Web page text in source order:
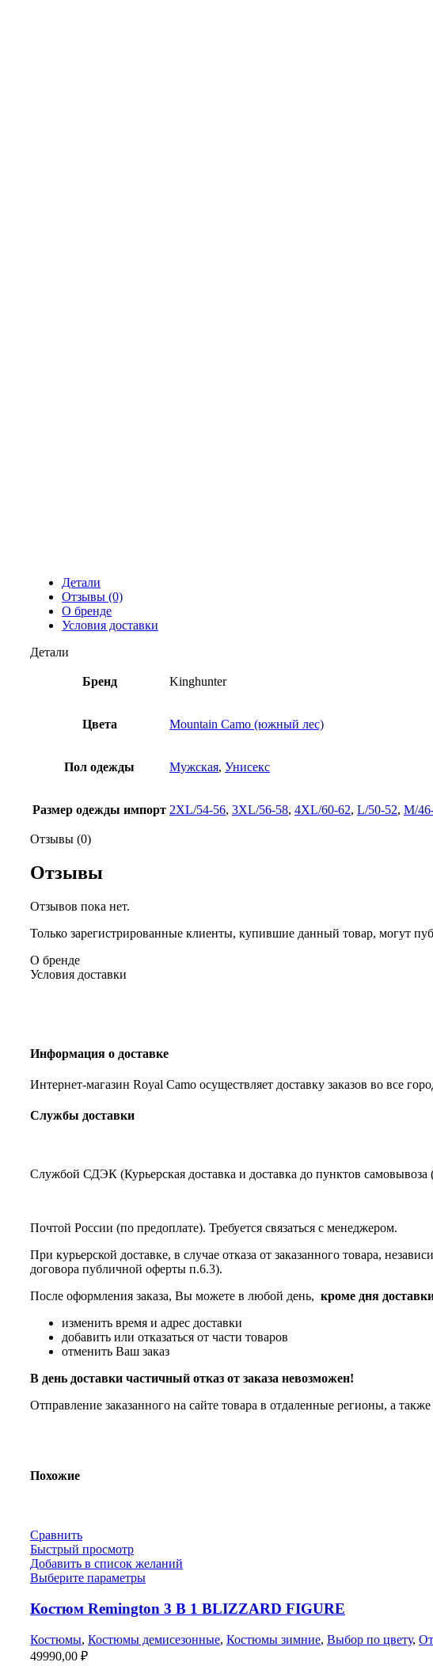
Детали
Отзывы (0)
О бренде
Условия доставки
Детали
Бренд Kinghunter
Цвета Mountain Camo (южный лес)
Пол одежды Мужская, Унисекс
Размер одежды импорт 2XL/54-56, 3XL/56-58, 4XL/60-62, L/50-52, M/
Отзывы (0)
Отзывы
Отзывов пока нет.
Только зарегистрированные клиенты, купившие данный товар, могут
О бренде
Условия доставки
Информация о доставке
Интернет-магазин Royal Camo осуществляет доставку заказов во все
Службы доставки
Службой СДЭК (Курьерская доставка и доставка до пунктов
Почтой России (по предоплате). Требуется связаться с менеджером.
При курьерской доставке, в случае отказа от заказанного товара,
договора публичной оферты п.6.3).
После оформления заказа, Вы можете в любой день, кроме дня
изменить время и адрес доставки
добавить или отказаться от части товаров
отменить Ваш заказ
В день доставки частичный отказ от заказа невозможен!
Отправление заказанного на сайте товара в отдаленные регионы, а
Похожие
Сравнить
Быстрый просмотр
Добавить в список желаний
Выберите параметры
Костюм Remington 3 В 1 BLIZZARD FIGURE
Костюмы, Костюмы демисезонные, Костюмы зимние, Выбор по цвету,
49990,00 ₽